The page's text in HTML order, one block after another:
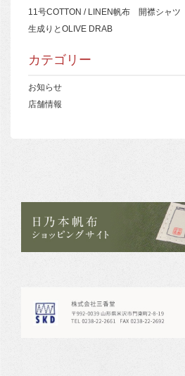
11号COTTON / LINEN帆布 開襟シャツ
生成りとOLIVE DRAB
カテゴリー
お知らせ
店舗情報